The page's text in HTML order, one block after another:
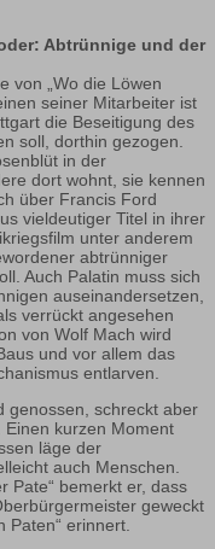
Abtrünnige und der
von „Wo die Löwen
seiner Mitarbeiter ist
die Beseitigung des
soll, dorthin gezogen.
in der
dort wohnt, sie kennen
über Francis Ford
vieldeutiger Titel in ihrer
unter anderem
abtrünniger
Auch Palatin muss sich
auseinandersetzen,
verrückt angesehen
von Wolf Mach wird
und vor allem das
entlarven.
genossen, schreckt aber
kurzen Moment
läge der
auch Menschen.
Pate“ bemerkt er, dass
geweckt
Paten“ erinnert.